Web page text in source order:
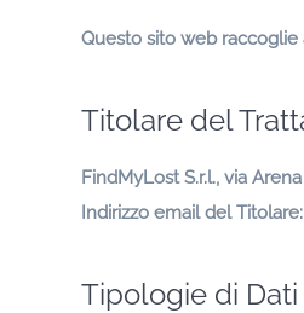
Questo sito web
Titolare del
FindMyLost S.r.l., via
Indirizzo email del Titolare:
Tipologie di